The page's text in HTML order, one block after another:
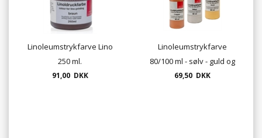
Linoleumstrykfarve Lino
250 ml.
91,00 DKK
Linoleumstrykfarve
80/100 ml - sølv - guld og
kobber.
69,50 DKK